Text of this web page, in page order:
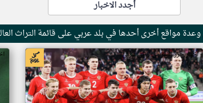
أجدد الاخبار
مواقع أخرى أحدها في بلد عربي على قائمة التراث
اخبار جزر القمر من ار تي عربي